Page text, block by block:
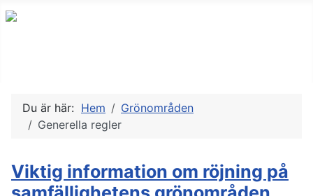
Du är här: Hem
Grönområden
Generella regler
Viktig information om röjning på